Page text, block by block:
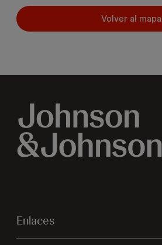
Volver al mapa
Enlaces